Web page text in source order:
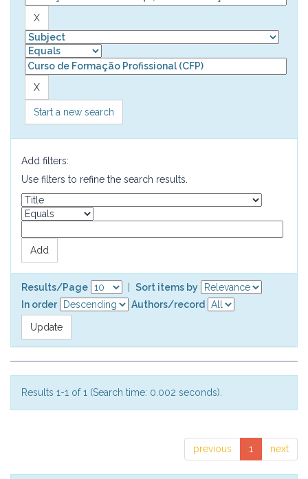
Start a new search
Add filters:
Use filters to refine the search results.
Results/Page
Sort items by
In order
Authors/record
Results 1-1 of 1 (Search time: 0.002 seconds).
previous 1 next